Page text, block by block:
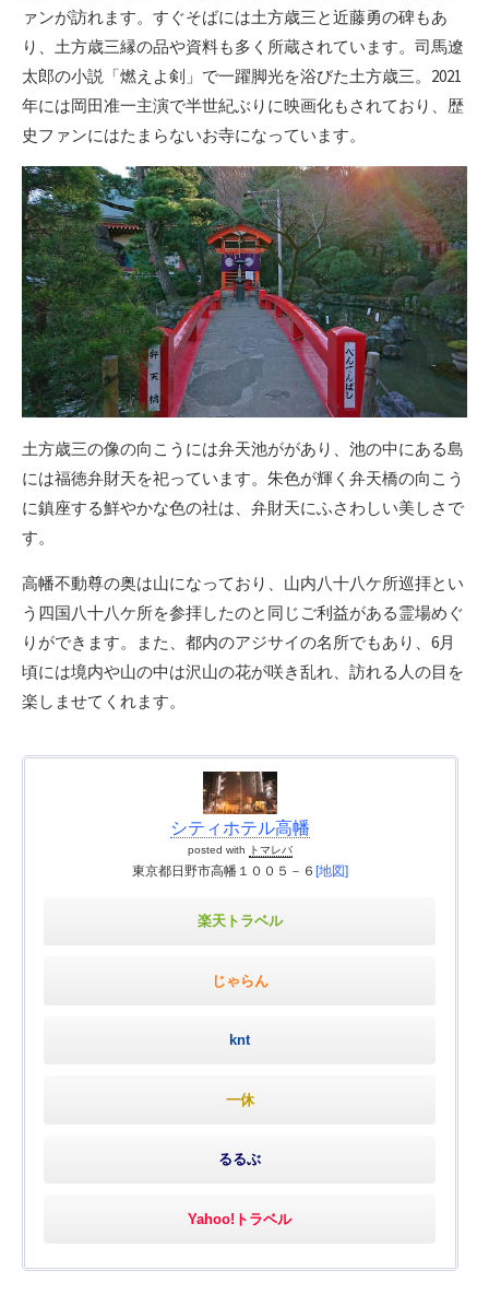
ァンが訪れます。すぐそばには土方歳三と近藤勇の碑もあ
り、土方歳三縁の品や資料も多く所蔵されています。司馬遼
太郎の小説「燃えよ剣」で一躍脚光を浴びた土方歳三。2021
年には岡田准一主演で半世紀ぶりに映画化もされており、歴
史ファンにはたまらないお寺になっています。
土方歳三の像の向こうには弁天池ががあり、池の中にある島
には福徳弁財天を祀っています。朱色が輝く弁天橋の向こう
に鎮座する鮮やかな色の社は、弁財天にふさわしい美しさで
す。
高幡不動尊の奥は山になっており、山内八十八ケ所巡拝とい
う四国八十八ケ所を参拝したのと同じご利益がある霊場めぐ
りができます。また、都内のアジサイの名所でもあり、6月
頃には境内や山の中は沢山の花が咲き乱れ、訪れる人の目を
楽しませてくれます。
シティホテル高幡
posted with トマレバ
東京都日野市高幡１００５－６ [地図]
楽天トラベル
じゃらん
knt
一休
るるぶ
Yahoo!トラベル